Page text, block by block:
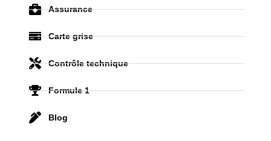
Assurance
Carte grise
Contrôle technique
Formule 1
Blog